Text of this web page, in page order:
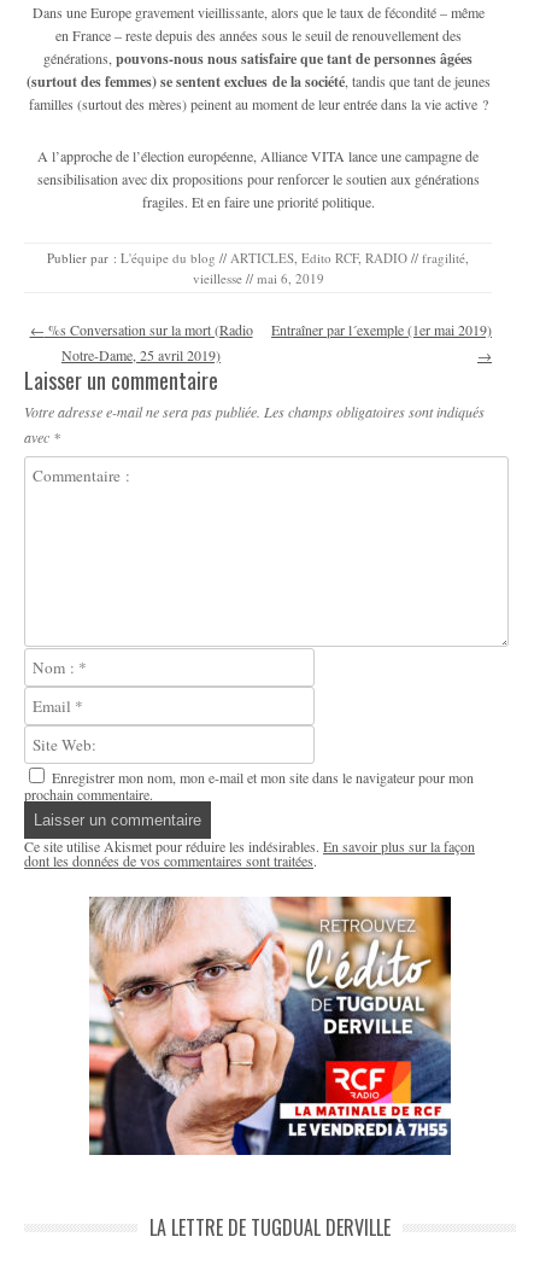
Dans une Europe gravement vieillissante, alors que le taux de fécondité – même
en France – reste depuis des années sous le seuil de renouvellement des
générations, pouvons-nous nous satisfaire que tant de personnes âgées
(surtout des femmes) se sentent exclues de la société, tandis que tant de jeunes
familles (surtout des mères) peinent au moment de leur entrée dans la vie active ?
A l’approche de l’élection européenne, Alliance VITA lance une campagne de
sensibilisation avec dix propositions pour renforcer le soutien aux générations
fragiles. Et en faire une priorité politique.
Publier par : L'équipe du blog // ARTICLES Edito RCF, RADIO // fragilité
vieillesse // mai 6, 2019
Navigation des articles
← %s Conversation sur la mort (Radio
Notre-Dame, 25 avril 2019)
Entraîner par l´exemple (1er mai 2019)
→
Laisser un commentaire
Votre adresse e-mail ne sera pas publiée. Les champs obligatoires sont indiqués
avec *
Enregistrer mon nom, mon e-mail et mon site dans le navigateur pour mon
prochain commentaire.
Ce site utilise Akismet pour réduire les indésirables. En savoir plus sur la façon
dont les données de vos commentaires sont traitées.
LA LETTRE DE TUGDUAL DERVILLE